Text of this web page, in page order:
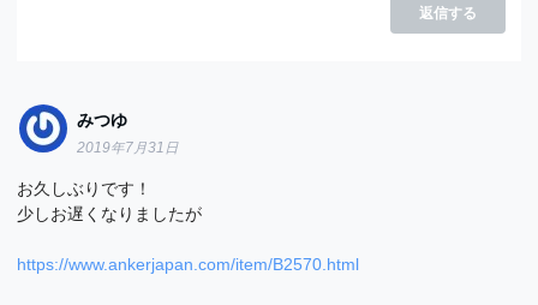
返信する
みつゆ
2019年7月31日
お久しぶりです！
少しお遅くなりましたが
https://www.ankerjapan.com/item/B2570.html